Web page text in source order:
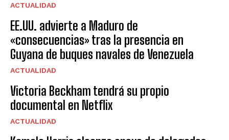
ACTUALIDAD
EE.UU. advierte a Maduro de
«consecuencias» tras la presencia en
Guyana de buques navales de Venezuela
ACTUALIDAD
Victoria Beckham tendrá su propio
documental en Netflix
ACTUALIDAD